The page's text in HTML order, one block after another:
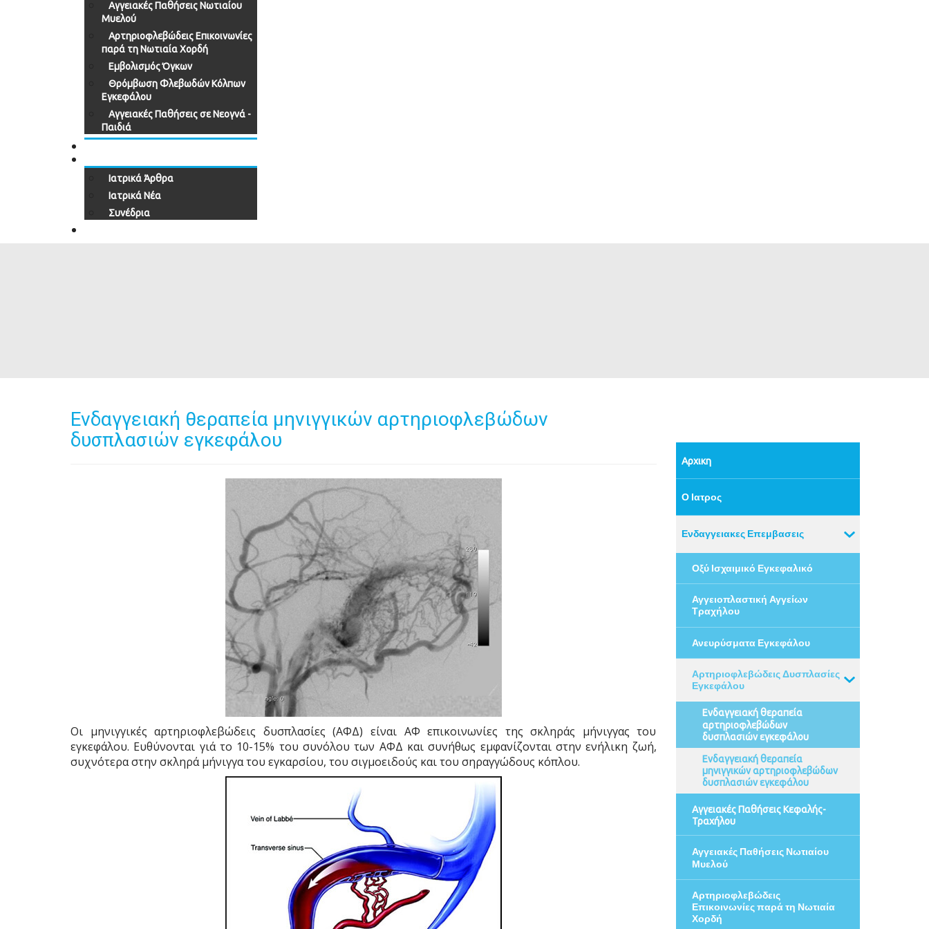
Αγγειακές Παθήσεις Νωτιαίου
Μυελού
Αρτηριοφλεβώδεις Επικοινωνίες
παρά τη Νωτιαία Χορδή
Εμβολισμός Όγκων
Θρόμβωση Φλεβωδών Κόλπων
Εγκεφάλου
Αγγειακές Παθήσεις σε Νεογνά -
Παιδιά
Ιατρικά Άρθρα
Ιατρικά Νέα
Συνέδρια
Ενδαγγειακή θεραπεία μηνιγγικών αρτηριοφλεβώδων
δυσπλασιών εγκεφάλου
Oι μηνιγγικές αρτηριοφλεβώδεις δυσπλασίες (AΦΔ) είναι ΑΦ επικοινωνίες της σκληράς μήνιγγας του
εγκεφάλου. Ευθύνονται γιά το 10-15% του συνόλου των ΑΦΔ και συνήθως εμφανίζονται στην ενήλικη ζωή,
συχνότερα στην σκληρά μήνιγγα του εγκαρσίου, του σιγμοειδούς και του σηραγγώδους κόπλου.
Αρχικη
Ο Ιατρος
Ενδαγγειακες Επεμβασεις
Οξύ Ισχαιμικό Εγκεφαλικό
Αγγειοπλαστική Αγγείων
Τραχήλου
Ανευρύσματα Εγκεφάλου
Αρτηριοφλεβώδεις Δυσπλασίες
Εγκεφάλου
Ενδαγγειακή θεραπεία
αρτηριοφλεβώδων
δυσπλασιών εγκεφάλου
Ενδαγγειακή θεραπεία
μηνιγγικών αρτηριοφλεβώδων
δυσπλασιών εγκεφάλου
Αγγειακές Παθήσεις Κεφαλής-
Τραχήλου
Αγγειακές Παθήσεις Νωτιαίου
Μυελού
Αρτηριοφλεβώδεις
Επικοινωνίες παρά τη Νωτιαία
Χορδή